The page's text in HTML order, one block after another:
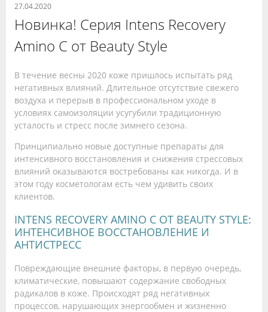
27.04.2020
Новинка! Серия Intens Recovery
Amino С от Beauty Style
В течение весны 2020 коже пришлось испытать ряд
негативных влияний. Длительное отсутствие свежего
воздуха и перерыв в профессиональном уходе в
условиях самоизоляции усугубили традиционную
усталость и стресс после зимнего сезона.
Принципиально новые доступные препараты для
интенсивного восстановления и снижения стрессовых
влияний оказываются востребованы как никогда. И в
этом году косметологам есть чем удивить своих
клиентов.
INTENS RECOVERY AMINO С ОТ BEAUTY STYLE:
ИНТЕНСИВНОЕ ВОССТАНОВЛЕНИЕ И
АНТИСТРЕСС
Повреждающие внешние факторы, в первую очередь,
климатические, повышают содержание свободных
радикалов в коже. Происходят ряд негативных
процессов, нарушающих энергообмен и жизненно